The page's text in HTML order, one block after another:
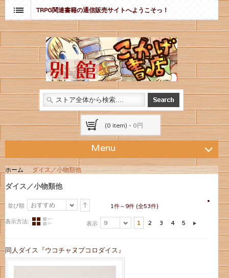
TRPG関連書籍の通信販売サイトへようこそっ！
(0 item) - 0円
Menu
ホーム ダイス／小物類他
ダイス／小物類他
並び順 おすすめ 1件～9件 (全53件)
表示方法: 表示 9 1 2 3 4 5
同人ダイス『ウコチャヌプコロダイス』